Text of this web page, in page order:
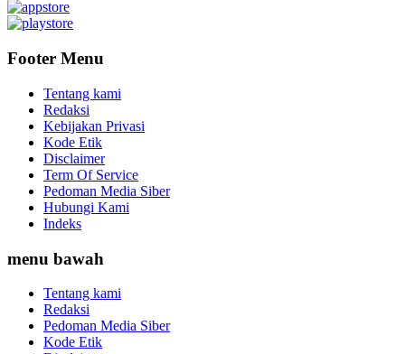
Footer Menu
Tentang kami
Redaksi
Kebijakan Privasi
Kode Etik
Disclaimer
Term Of Service
Pedoman Media Siber
Hubungi Kami
Indeks
menu bawah
Tentang kami
Redaksi
Pedoman Media Siber
Kode Etik